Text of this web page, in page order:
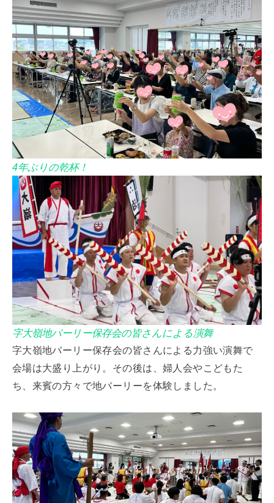
4年ぶりの乾杯！
字大嶺地バーリー保存会の皆さんによる演舞
字大嶺地バーリー保存会の皆さんによる力強い演舞で
会場は大盛り上がり。その後は、婦人会やこどもた
ち、来賓の方々で地バーリーを体験しました。